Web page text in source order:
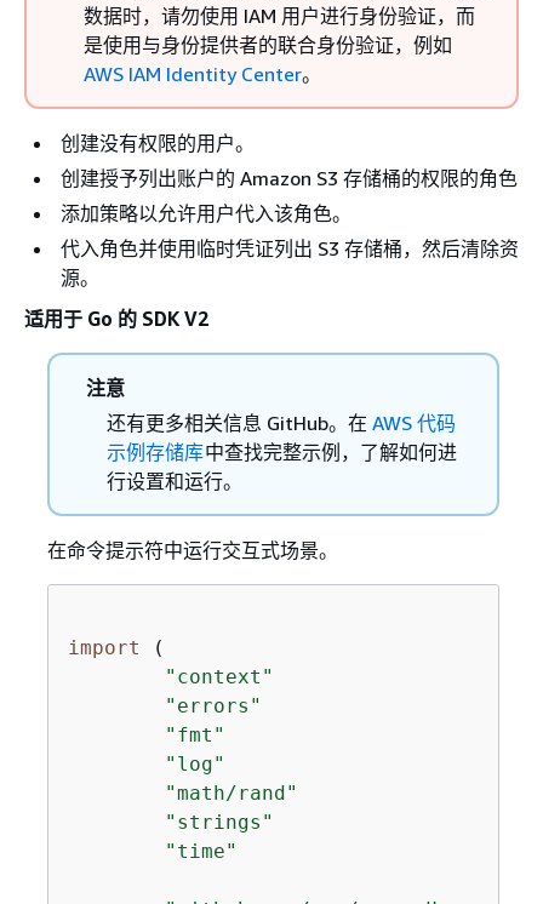
数据时，请勿使用 IAM 用户进行身份验证，而
是使用与身份提供者的联合身份验证，例如
AWS IAM Identity Center。
创建没有权限的用户。
创建授予列出账户的 Amazon S3 存储桶的权限的角色
添加策略以允许用户代入该角色。
代入角色并使用临时凭证列出 S3 存储桶，然后清除资
源。
适用于 Go 的 SDK V2
注意
还有更多相关信息 GitHub。在 AWS 代码
示例存储库中查找完整示例，了解如何进
行设置和运行。
在命令提示符中运行交互式场景。
import (
"context"
"errors"
"fmt"
"log"
"math/rand"
"strings"
"time"